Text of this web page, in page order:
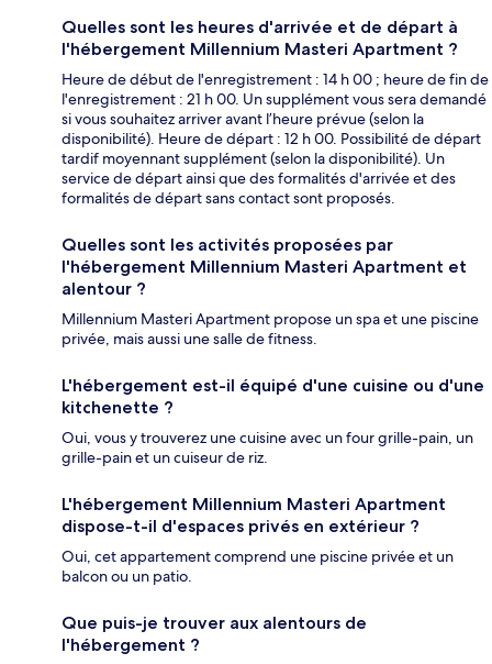
Quelles sont les heures d'arrivée et de départ à
l'hébergement Millennium Masteri Apartment ?
Heure de début de l'enregistrement : 14 h 00 ; heure de fin de
l'enregistrement : 21 h 00. Un supplément vous sera demandé
si vous souhaitez arriver avant l’heure prévue (selon la
disponibilité). Heure de départ : 12 h 00. Possibilité de départ
tardif moyennant supplément (selon la disponibilité). Un
service de départ ainsi que des formalités d'arrivée et des
formalités de départ sans contact sont proposés.
Quelles sont les activités proposées par
l'hébergement Millennium Masteri Apartment et
alentour ?
Millennium Masteri Apartment propose un spa et une piscine
privée, mais aussi une salle de fitness.
L'hébergement est-il équipé d'une cuisine ou d'une
kitchenette ?
Oui, vous y trouverez une cuisine avec un four grille-pain, un
grille-pain et un cuiseur de riz.
L'hébergement Millennium Masteri Apartment
dispose-t-il d'espaces privés en extérieur ?
Oui, cet appartement comprend une piscine privée et un
balcon ou un patio.
Que puis-je trouver aux alentours de
l'hébergement ?